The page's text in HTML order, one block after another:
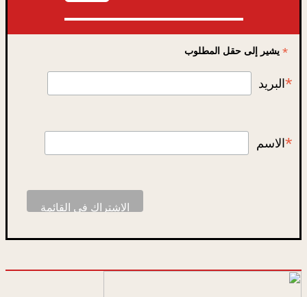
*يشير إلى حقل المطلوب
* البريد
*الاسم